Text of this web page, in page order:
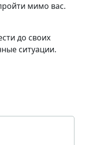
мимо вас.
до своих
ситуации.